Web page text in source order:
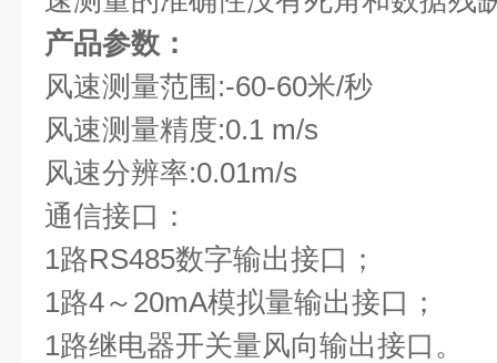
产品参数：
风速测量范围:-60-60米/秒
风速测量精度:0.1 m/s
风速分辨率:0.01m/s
通信接口：
1路RS485数字输出接口；
1路4～20mA模拟量输出接口；
1路继电器开关量风向输出接口。